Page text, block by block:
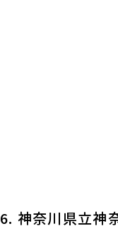
6. 神奈川県立